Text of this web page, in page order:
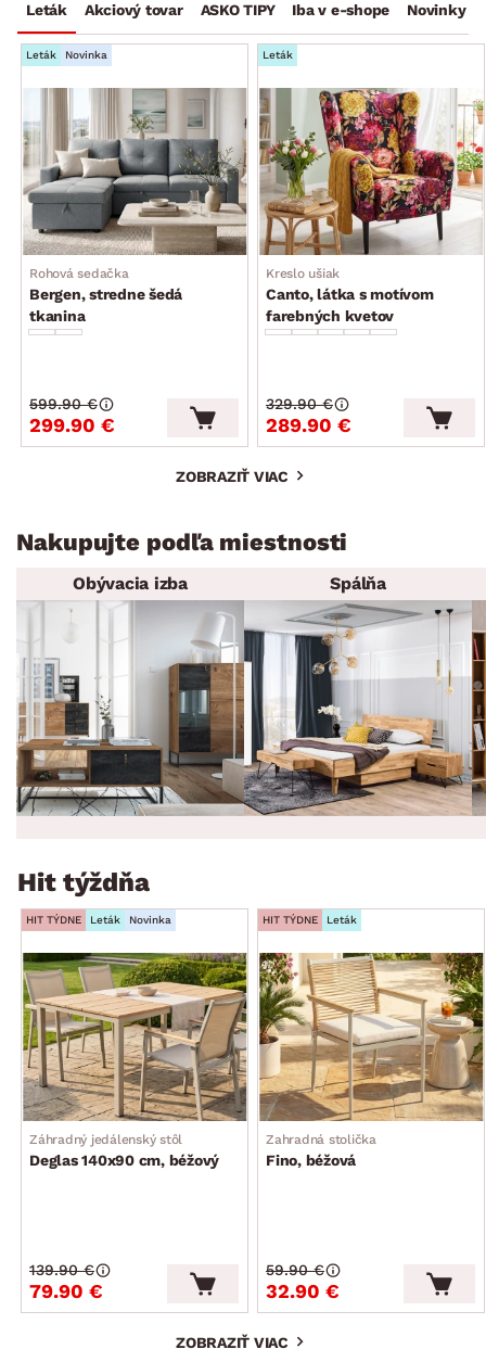
Leták Akciový tovar ASKO TIPY Iba v e-shope Novinky
Leták Novinka
Rohová sedačka
Bergen, stredne šedá
tkanina
299.90 €
599.90 €
Leták
Kreslo ušiak
Canto, látka s motívom
farebných kvetov
289.90 €
329.90 €
ZOBRAZIŤ VIAC
Nakupujte podľa miestnosti
Obývacia izba Spálňa
Hit týždňa
HIT TÝDNE Leták Novinka
Záhradný jedálenský stôl
Deglas 140x90 cm, béžový
79.90 €
139.90 €
HIT TÝDNE Leták
Zahradná stolička
Fino, béžová
32.90 €
59.90 €
ZOBRAZIŤ VIAC